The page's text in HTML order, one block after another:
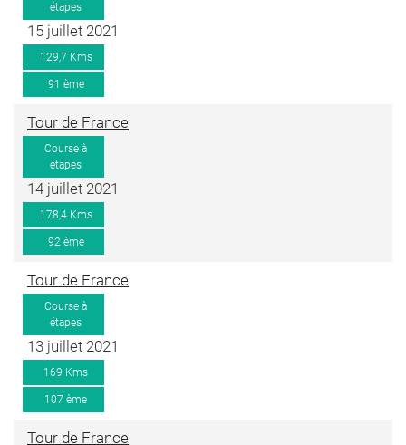
étapes
15 juillet 2021
129,7 Kms
91 ème
Tour de France
Course à
étapes
14 juillet 2021
178,4 Kms
92 ème
Tour de France
Course à
étapes
13 juillet 2021
169 Kms
107 ème
Tour de France